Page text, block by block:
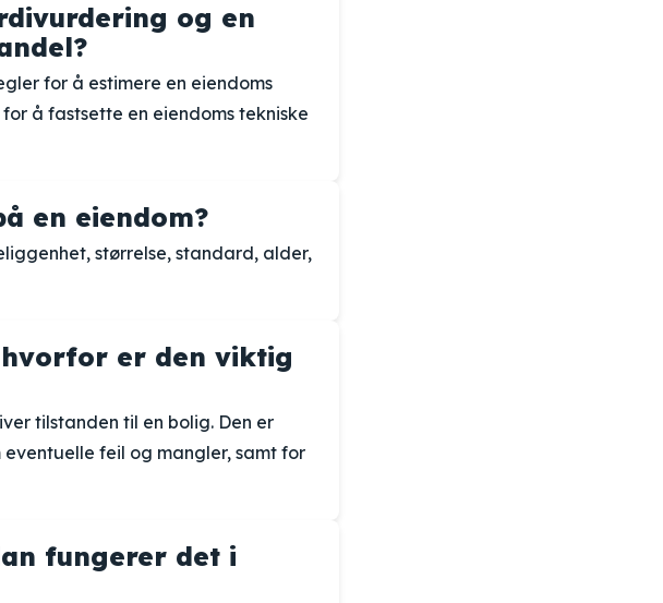
og en
for å estimere en eiendoms
å fastsette en eiendoms tekniske
en eiendom?
størrelse, standard, alder,
er den viktig
tilstanden til en bolig. Den er
feil og mangler, samt for
fungerer det i